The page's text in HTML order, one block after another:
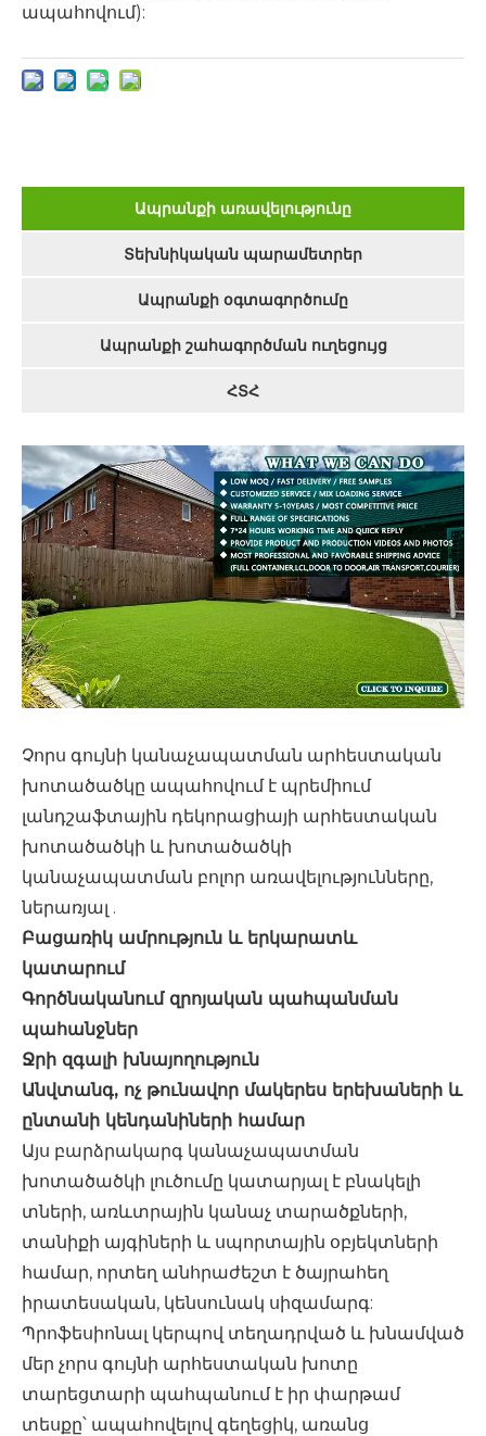
ապահովում):
Ապրանքի առավելությունը
Տեխնիկական պարամետրեր
Ապրանքի օգտագործումը
Ապրանքի շահագործման ուղեցույց
ՀՏՀ
Չորս գույնի կանաչապատման արհեստական ​​
խոտածածկը ապահովում է պրեմիում
լանդշաֆտային դեկորացիայի արհեստական ​​
խոտածածկի և խոտածածկի
կանաչապատման բոլոր առավելությունները,
ներառյալ .
Բացառիկ ամրություն և երկարատև
կատարում
Գործնականում զրոյական պահպանման
պահանջներ
Ջրի զգալի խնայողություն
Անվտանգ, ոչ թունավոր մակերես երեխաների և
ընտանի կենդանիների համար
Այս բարձրակարգ կանաչապատման
խոտածածկի լուծումը կատարյալ է բնակելի
տների, առևտրային կանաչ տարածքների,
տանիքի այգիների և սպորտային օբյեկտների
համար, որտեղ անհրաժեշտ է ծայրահեղ
իրատեսական, կենսունակ սիզամարգ:
Պրոֆեսիոնալ կերպով տեղադրված և խնամված
մեր չորս գույնի արհեստական ​​խոտը
տարեցտարի պահպանում է իր փարթամ
տեսքը՝ ապահովելով գեղեցիկ, առանց